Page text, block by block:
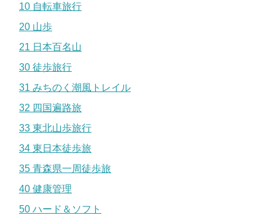
10 自転車旅行
20 山歩
21 日本百名山
30 徒歩旅行
31 みちのく潮風トレイル
32 四国遍路旅
33 東北山歩旅行
34 東日本徒歩旅
35 青森県一周徒歩旅
40 健康管理
50 ハード＆ソフト